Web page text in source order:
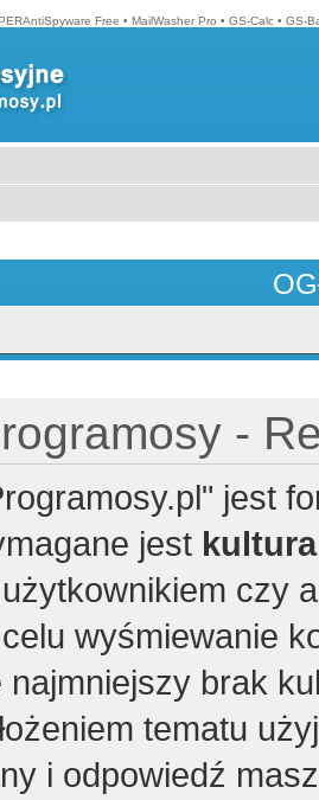
Free • MailWasher Pro • GS-Calc • GS-
-
jest
jest
czy
wyśmiewanie
brak
tematu
i odpowiedź